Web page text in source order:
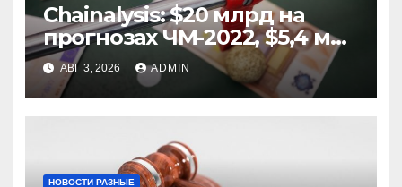
Chainalysis: $20 млрд на
прогнозах ЧМ-2022, $5,4 млн
из них незаконные
АВГ 3, 2026 ADMIN
НОВОСТИ РАЗНЫЕ